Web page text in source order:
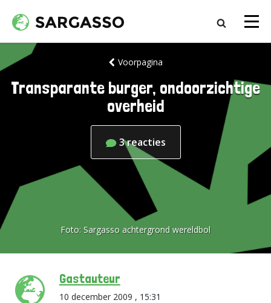
Voorpagina
Transparante burger, ondoorzichtige
overheid
3reacties
Foto: Sargasso achtergrond wereldbol
Gastauteur
10 december 2009 , 15:31